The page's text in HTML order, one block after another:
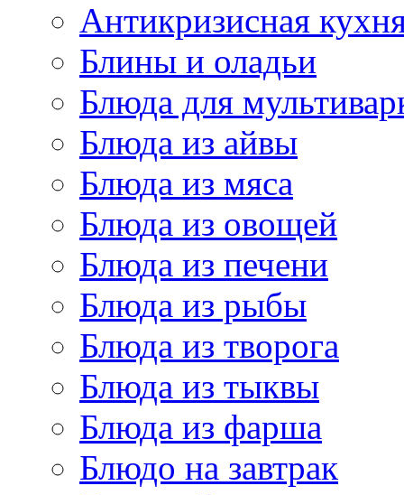
Антикризисная
Блины и оладьи
Блюда для
Блюда из айвы
Блюда из мяса
Блюда из овощей
Блюда из печени
Блюда из рыбы
Блюда из творога
Блюда из тыквы
Блюда из фарша
Блюдо на завтрак